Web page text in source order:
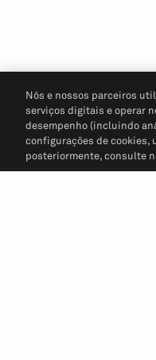
Nós e nossos parceiros
serviços digitais e operar
desempenho (incluindo
configurações de cookies,
posteriormente, consulte